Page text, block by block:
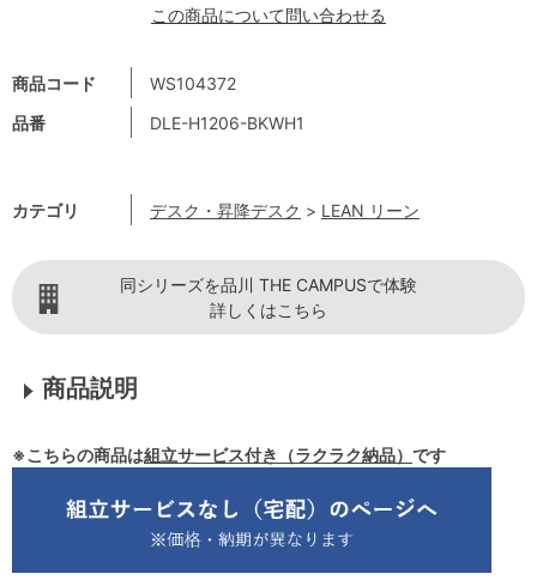
商品コード
WS104372
品番
DLE-H1206-BKWH1
カテゴリ デスク・昇降デスク > LEAN リーン
この商品について問い合わせる
同シリーズを品川 THE CAMPUSで体験
詳しくはこちら
商品説明
※こちらの商品は組立サービス付き（ラクラク納品） です